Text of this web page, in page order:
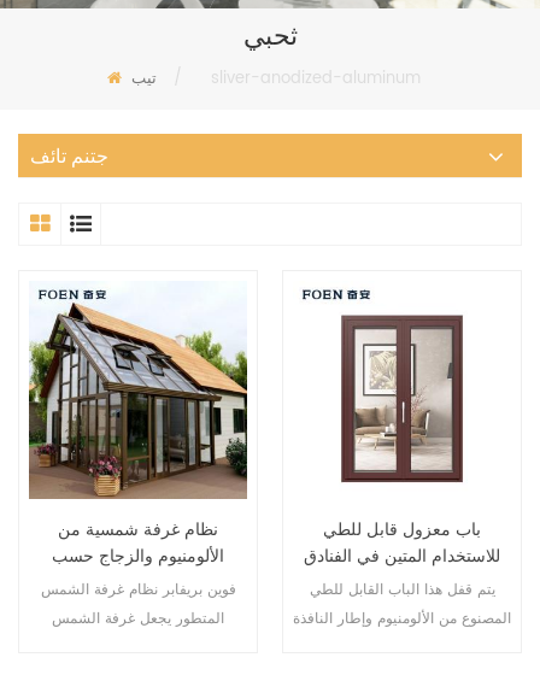
ثحبي
تيب / sliver-anodized-aluminum
جتنم تائف
نظام غرفة شمسية من
الألومنيوم والزجاج حسب
الطلب
فوين بريفابر نظام غرفة الشمس
المتطور يجعل غرفة الشمس
باب معزول قابل للطي
للاستخدام المتين في الفنادق
المطلة على البحر
يتم قفل هذا الباب القابل للطي
المصنوع من الألومنيوم وإطار النافذة